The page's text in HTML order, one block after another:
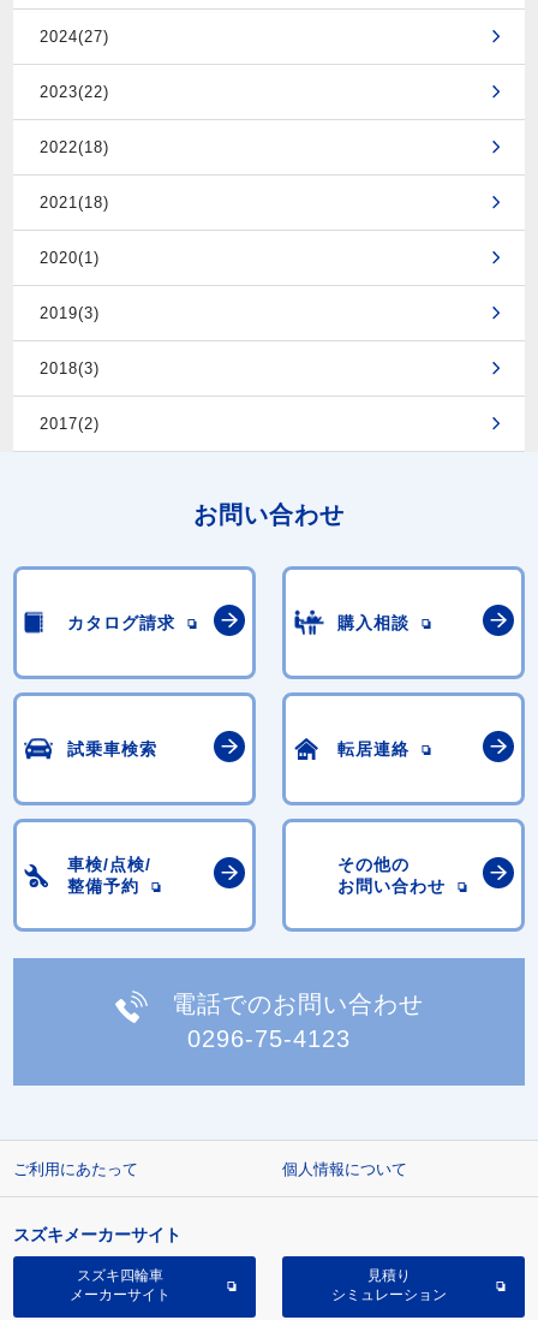
2024(27)
2023(22)
2022(18)
2021(18)
2020(1)
2019(3)
2018(3)
2017(2)
お問い合わせ
カタログ請求 購入相談
試乗車検索 転居連絡
車検/点検/
整備予約
その他の
お問い合わせ
電話でのお問い合わせ
0296-75-4123
ご利用にあたって 個人情報について
スズキメーカーサイト
スズキ四輪車
メーカーサイト
見積り
シミュレーション